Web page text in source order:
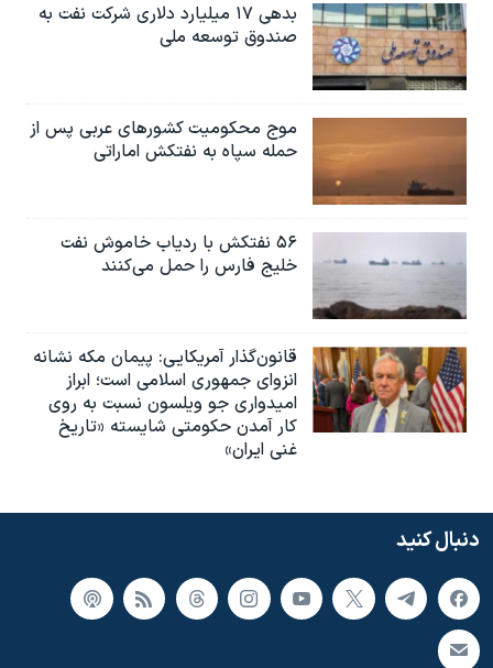
بدهی ۱۷ میلیارد دلاری شرکت نفت به
صندوق توسعه ملی
موج محکومیت کشورهای عربی پس از
حمله سپاه به نفتکش اماراتی
۵۶ نفتکش با ردیاب خاموش نفت
خلیج فارس را حمل می‌کنند
قانون‌گذار آمریکایی: پیمان مکه نشانه
انزوای جمهوری اسلامی است؛ ابراز
امیدواری جو ویلسون نسبت به روی
کار آمدن حکومتی شایسته «تاریخ
غنی ایران»
دنبال کنید